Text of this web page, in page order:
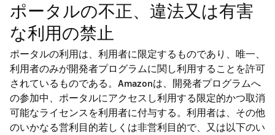
ポータルの不正、違法又は有害
な利用の禁止
ポータルの利用は、利用者に限定するものであり、唯一、
利用者のみが開発者プログラムに関し利用することを許可
されているものである。Amazonは、開発者プログラムへ
の参加中、ポータルにアクセスし利用する限定的かつ取消
可能なライセンスを利用者に付与する。利用者は、その他
のいかなる営利目的若しくは非営利目的で、又は以下のい